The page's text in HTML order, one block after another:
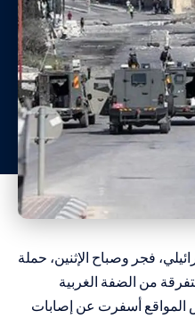
فجر وصباح الإثنين، حملة
من الضفة الغربية
المواقع أسفرت عن إصابات